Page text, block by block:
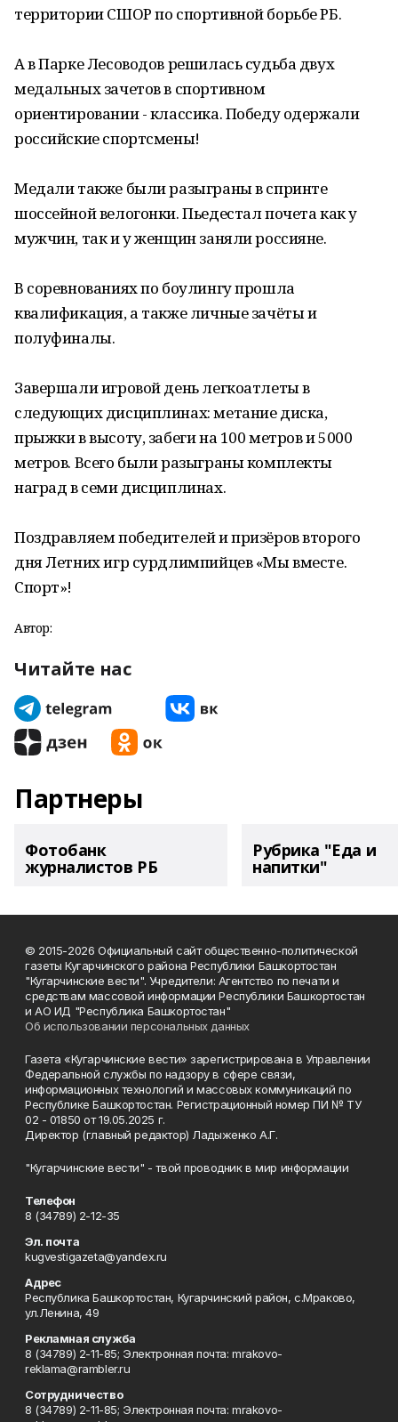
территории СШОР по спортивной борьбе РБ.
А в Парке Лесоводов решилась судьба двух
медальных зачетов в спортивном
ориентировании - классика. Победу одержали
российские спортсмены!
Медали также были разыграны в спринте
шоссейной велогонки. Пьедестал почета как у
мужчин, так и у женщин заняли россияне.
В соревнованиях по боулингу прошла
квалификация, а также личные зачёты и
полуфиналы.
Завершали игровой день легкоатлеты в
следующих дисциплинах: метание диска,
прыжки в высоту, забеги на 100 метров и 5000
метров. Всего были разыграны комплекты
наград в семи дисциплинах.
Поздравляем победителей и призёров второго
дня Летних игр сурдлимпийцев «Мы вместе.
Спорт»!
Автор:
Читайте нас
Партнеры
Фотобанк
журналистов РБ
Рубрика "Еда и
напитки"
© 2015-2026 Официальный сайт общественно-политической
газеты Кугарчинского района Республики Башкортостан
"Кугарчинские вести". Учредители: Агентство по печати и
средствам массовой информации Республики Башкортостан
и АО ИД "Республика Башкортостан"
Об использовании персональных данных
Газета «Кугарчинские вести» зарегистрирована в Управлении
Федеральной службы по надзору в сфере связи,
информационных технологий и массовых коммуникаций по
Республике Башкортостан. Регистрационный номер ПИ № ТУ
02 - 01850 от 19.05.2025 г.
Директор (главный редактор) Ладыженко А.Г.
"Кугарчинские вести" - твой проводник в мир информации
Телефон
8 (34789) 2-12-35
Эл. почта
kugvestigazeta@yandex.ru
Адрес
Республика Башкортостан, Кугарчинский район, с.Мраково,
ул.Ленина, 49
Рекламная служба
8 (34789) 2-11-85; Электронная почта: mrakovo-
reklama@rambler.ru
Сотрудничество
8 (34789) 2-11-85; Электронная почта: mrakovo-